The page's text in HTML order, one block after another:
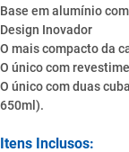
Base em alumínio
Design Inovador
O mais compacto da
O único com
O único com duas
650ml).
Itens Inclusos: